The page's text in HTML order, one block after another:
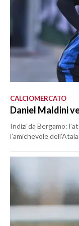
CALCIOMERCATO
Daniel Maldini
Indizi da Bergamo:
l’amichevole